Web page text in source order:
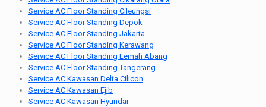
Service AC Floor Standing Cileungsi
Service AC Floor Standing Depok
Service AC Floor Standing Jakarta
Service AC Floor Standing Kerawang
Service AC Floor Standing Lemah Abang
Service AC Floor Standing Tangerang
Service AC Kawasan Delta Cilicon
Service AC Kawasan Ejib
Service AC Kawasan Hyundai